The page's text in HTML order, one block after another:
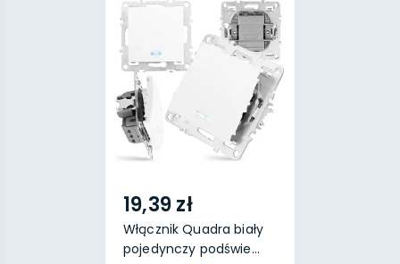
19,39 zł
Włącznik Quadra biały
pojedynczy podświe...